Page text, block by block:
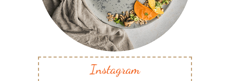
Instagram